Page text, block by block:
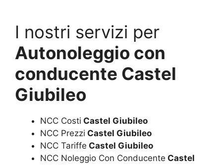
I nostri servizi per
Autonoleggio con
conducente Castel
Giubileo
NCC Costi Castel Giubileo
NCC Prezzi Castel Giubileo
NCC Tariffe Castel Giubileo
NCC Noleggio Con Conducente Castel